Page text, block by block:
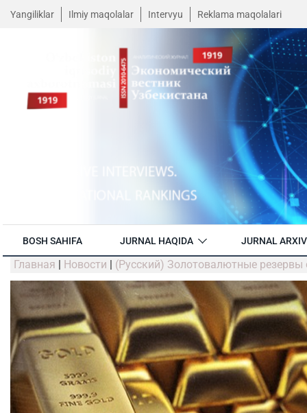
Yangiliklar Ilmiy maqolalar Intervyu Reklama maqolalari
BOSH SAHIFA JURNAL HAQIDA JURNAL
Главная | Новости | (Русский) Золотовалютные